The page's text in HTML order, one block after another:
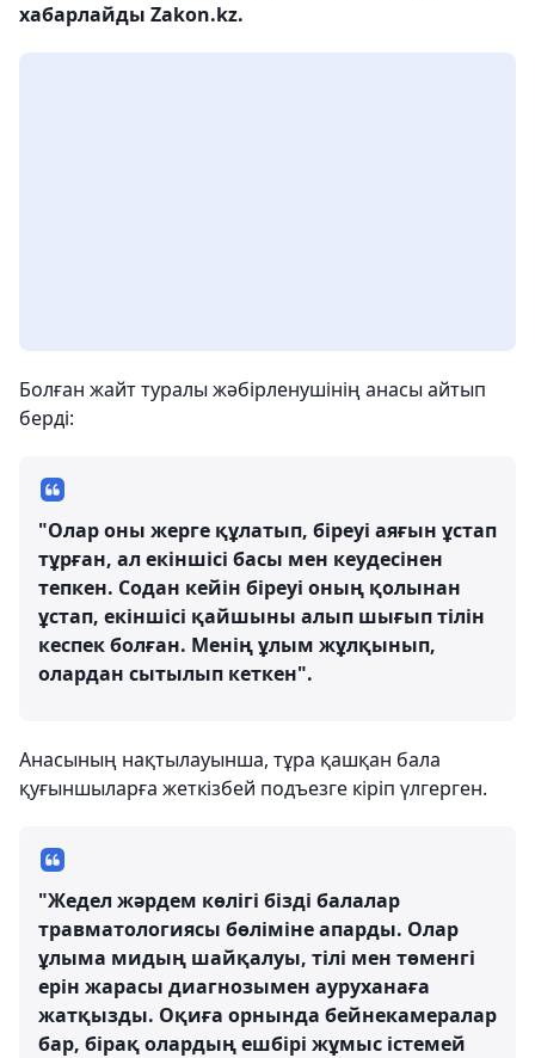
хабарлайды Zakon.kz.
Болған жайт туралы жәбірленушінің анасы айтып
берді:
"Олар оны жерге құлатып, біреуі аяғын ұстап
тұрған, ал екіншісі басы мен кеудесінен
тепкен. Содан кейін біреуі оның қолынан
ұстап, екіншісі қайшыны алып шығып тілін
кеспек болған. Менің ұлым жұлқынып,
олардан сытылып кеткен".
Анасының нақтылауынша, тұра қашқан бала
қуғыншыларға жеткізбей подъезге кіріп үлгерген.
"Жедел жәрдем көлігі бізді балалар
травматологиясы бөліміне апарды. Олар
ұлыма мидың шайқалуы, тілі мен төменгі
ерін жарасы диагнозымен ауруханаға
жатқызды. Оқиға орнында бейнекамералар
бар, бірақ олардың ешбірі жұмыс істемей